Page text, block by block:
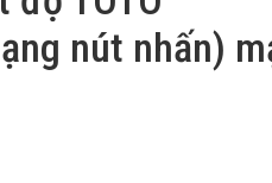
nút nhấn)